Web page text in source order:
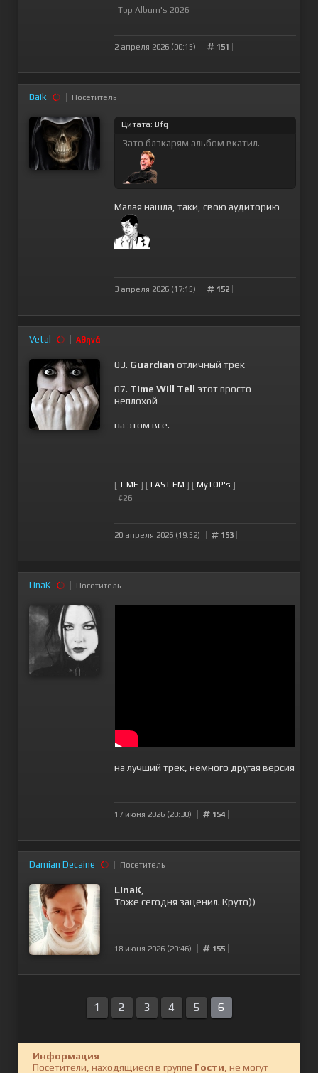
Top Album's 2026
2 апреля 2026 (00:15) 151
Baik Посетитель
Цитата: Bfg
Зато блэкарям альбом вкатил.
Малая нашла, таки, свою аудиторию
3 апреля 2026 (17:15) 152
Vetal Αθηνά
03. Guardian отличный трек
07. Time Will Tell этот просто
неплохой
на этом все.
--------------------
[ T.ME ] [ LAST.FM ] [ MyTOP's ]
#26
20 апреля 2026 (19:52) 153
LinaK Посетитель
на лучший трек, немного другая версия
17 июня 2026 (20:30) 154
Damian Decaine Посетитель
LinaK
Тоже сегодня заценил. Круто))
18 июня 2026 (20:46) 155
1 2 3 4 5 6
Информация
Посетители, находящиеся в группе Гости , не могут